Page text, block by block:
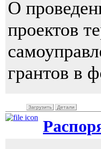
О
проектов
грантов в
Загрузить Детали